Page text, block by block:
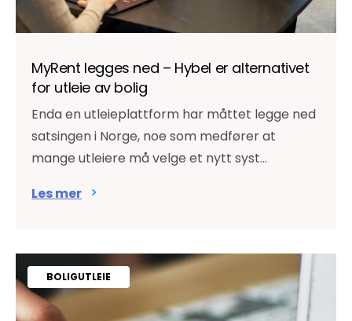
MyRent legges ned – Hybel er alternativet
for utleie av bolig
Enda en utleieplattform har måttet legge ned
satsingen i Norge, noe som medfører at
mange utleiere må velge et nytt syst...
Les mer
BOLIGUTLEIE